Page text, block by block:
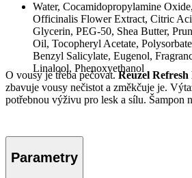
Water, Cocamidopropylamine
Officinalis Flower Extract, Citric
Glycerin, PEG-50, Shea Butter,
Oil, Tocopheryl Acetate,
Benzyl Salicylate, Eugenol,
Linalool, Phenoxyethanol
O vousy je třeba pečovat.Reuzel
zbavuje vousy nečistot a změkčuje je.
potřebnou výživu pro lesk a sílu. Šampon
Parametry